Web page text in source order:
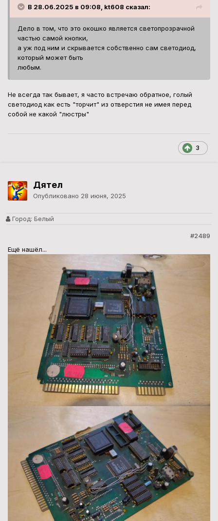
В 28.06.2025 в 09:08, kt608 сказал:
Дело в том, что это окошко является светопрозрачной
частью самой кнопки,
а уж под ним и скрывается собственно сам светодиод,
который может быть
любым.
Не всегда так бывает, я часто встречаю обратное, голый
светодиод как есть "торчит" из отверстия не имея перед
собой не какой "люстры"
3
Дятел
Опубликовано 28 июня, 2025
Город: Белый
#2489
Ещё нашёл...